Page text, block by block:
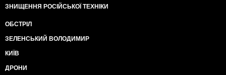
ЗНИЩЕННЯ РОСІЙСЬКОЇ ТЕХНІКИ
ОБСТРІЛ
ЗЕЛЕНСЬКИЙ ВОЛОДИМИР
КИЇВ
ДРОНИ